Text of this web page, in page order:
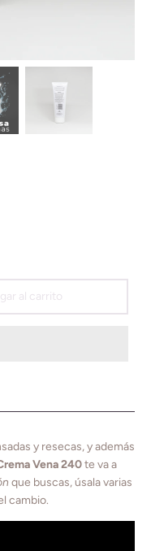
al carrito
y resecas, y además
Vena 240te va a
que buscas, úsala varias
cambio.